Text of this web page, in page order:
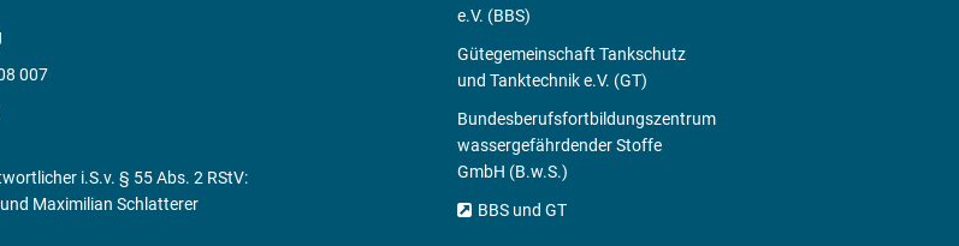
007
i.S.v. § 55 Abs. 2 RStV:
Maximilian Schlatterer
e.V. (BBS)
Gütegemeinschaft Tankschutz
und Tanktechnik e.V. (GT)
Bundesberufsfortbildungszentrum
wassergefährdender Stoffe
GmbH (B.w.S.)
BBS und GT